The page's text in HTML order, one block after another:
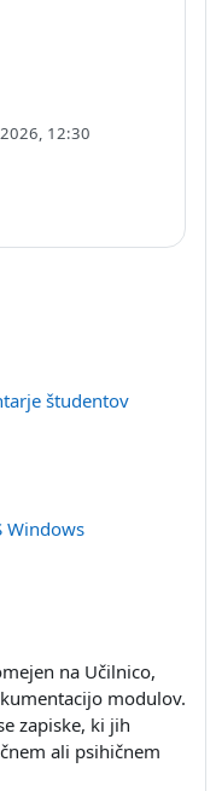
12:30
študentov
WindowsСтраница
na Učilnico,
modulov.
zapiske, ki jih
ali psihičnem